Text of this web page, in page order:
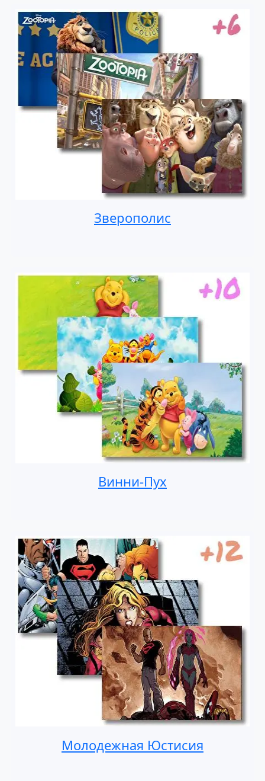
Зверополис
Винни-Пух
Молодежная Юстисия